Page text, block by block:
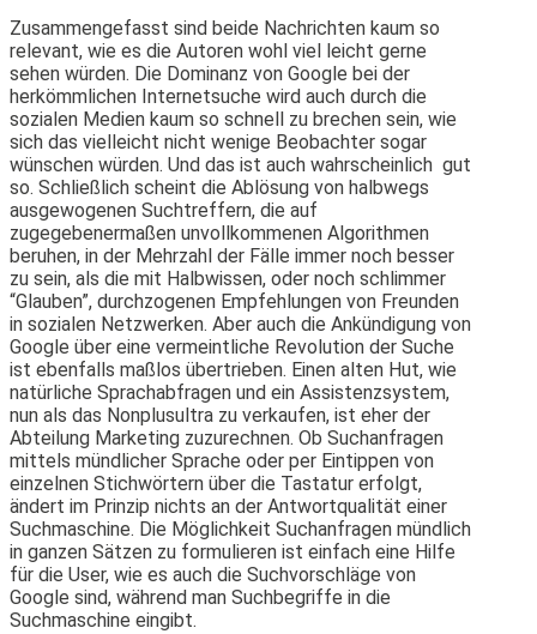
Zusammengefasst sind beide Nachrichten kaum so
relevant, wie es die Autoren wohl viel­ leicht gerne
sehen würden. Die Dominanz von Google bei der
herkömmlichen Internetsuche wird auch durch die
sozialen Medien kaum so schnell zu brechen sein, wie
sich das vielleicht nicht wenige Beobachter sogar
wünschen würden. Und das ist auch wahrscheinlich gut
so. Schließlich scheint die Ablösung von halbwegs
ausgewogenen Suchtreffern, die auf
zugegebenermaßen unvollkommenen Algorithmen
beruhen, in der Mehrzahl der Fälle immer noch besser
zu sein, als die mit Halbwissen, oder noch schlimmer
“Glauben”, durchzogenen Empfehlungen von Freunden
in sozialen Netzwerken. Aber auch die Ankündigung von
Google über eine vermeintliche Revolution der Suche
ist ebenfalls maßlos übertrieben. Einen alten Hut, wie
natürliche Sprachabfragen und ein Assistenzsystem,
nun als das Nonplusultra zu verkaufen, ist eher der
Abteilung Marketing zuzurechnen. Ob Suchanfragen
mittels mündlicher Sprache oder per Eintippen von
einzelnen Stichwörtern über die Tastatur erfolgt,
ändert im Prinzip nichts an der Antwortqualität einer
Suchmaschine. Die Möglichkeit Suchanfragen mündlich
in ganzen Sätzen zu formulieren ist einfach eine Hilfe
für die User, wie es auch die Suchvorschläge von
Google sind, während man Suchbegriffe in die
Suchmaschine eingibt.